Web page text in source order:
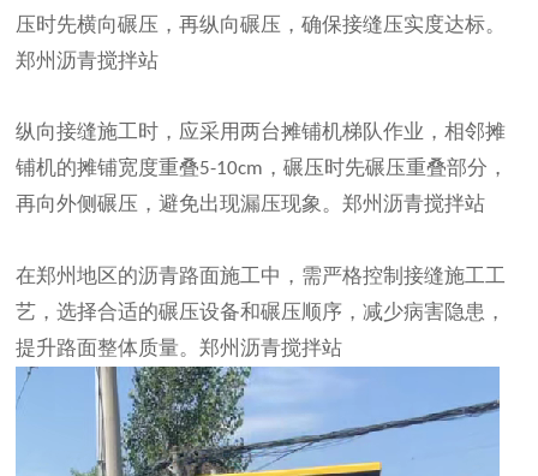
压时先横向碾压，再纵向碾压，确保接缝压实度达标。
郑州沥青搅拌站
纵向接缝施工时，应采用两台摊铺机梯队作业，相邻摊
铺机的摊铺宽度重叠5-10cm ，碾压时先碾压重叠部分，
再向外侧碾压，避免出现漏压现象。郑州沥青搅拌站
在郑州地区的沥青路面施工中，需严格控制接缝施工工
艺，选择合适的碾压设备和碾压顺序，减少病害隐患，
提升路面整体质量。郑州沥青搅拌站